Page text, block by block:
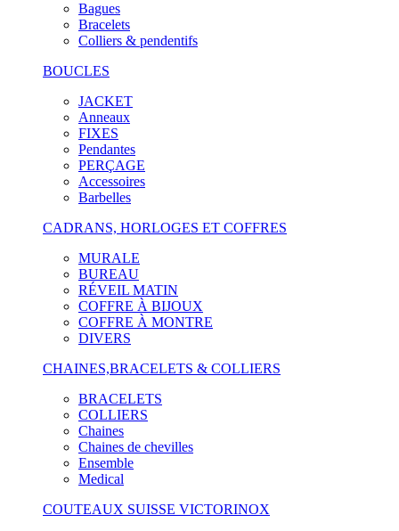
Bagues
Bracelets
Colliers & pendentifs
BOUCLES
JACKET
Anneaux
FIXES
Pendantes
PERÇAGE
Accessoires
Barbelles
CADRANS, HORLOGES ET COFFRES
MURALE
BUREAU
RÉVEIL MATIN
COFFRE À BIJOUX
COFFRE À MONTRE
DIVERS
CHAINES,BRACELETS & COLLIERS
BRACELETS
COLLIERS
Chaines
Chaines de chevilles
Ensemble
Medical
COUTEAUX SUISSE VICTORINOX